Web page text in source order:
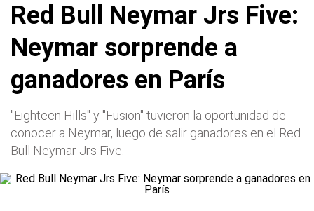
Red Bull Neymar Jrs Five:
Neymar sorprende a
ganadores en París
"Eighteen Hills" y "Fusion" tuvieron la oportunidad de
conocer a Neymar, luego de salir ganadores en el Red
Bull Neymar Jrs Five.